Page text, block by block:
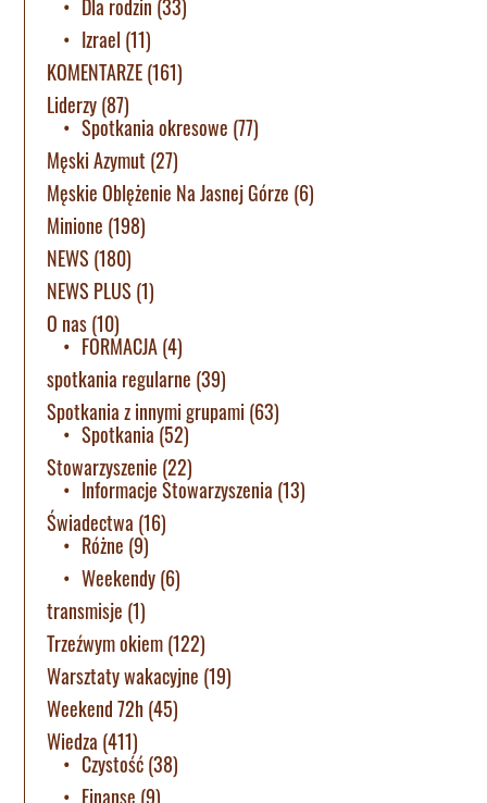
Dla rodzin (33)
Izrael (11)
KOMENTARZE(161)
Liderzy(87)
Spotkania okresowe (77)
Męski Azymut (27)
Męskie Oblężenie Na Jasnej Górze (6)
Minione (198)
NEWS (180)
NEWS PLUS (1)
O nas(10)
FORMACJA(4)
spotkania regularne (39)
Spotkania z innymi grupami (63)
Spotkania (52)
Stowarzyszenie (22)
Informacje Stowarzyszenia (13)
Świadectwa (16)
Różne (9)
Weekendy(6)
transmisje (1)
Trzeźwym okiem(122)
Warsztaty wakacyjne (19)
Weekend 72h(45)
Wiedza (411)
Czystość(38)
Finanse (9)